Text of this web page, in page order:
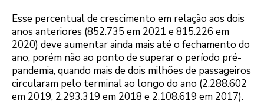
Esse percentual de crescimento em relação aos dois
anos anteriores (852.735 em 2021 e 815.226 em
2020) deve aumentar ainda mais até o fechamento do
ano, porém não ao ponto de superar o período pré-
pandemia, quando mais de dois milhões de passageiros
circularam pelo terminal ao longo do ano (2.288.602
em 2019, 2.293.319 em 2018 e 2.108.619 em 2017).